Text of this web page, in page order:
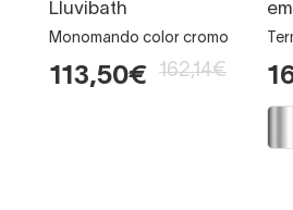
Lluvibath
Monomando color cromo
113,50€ 162,14€